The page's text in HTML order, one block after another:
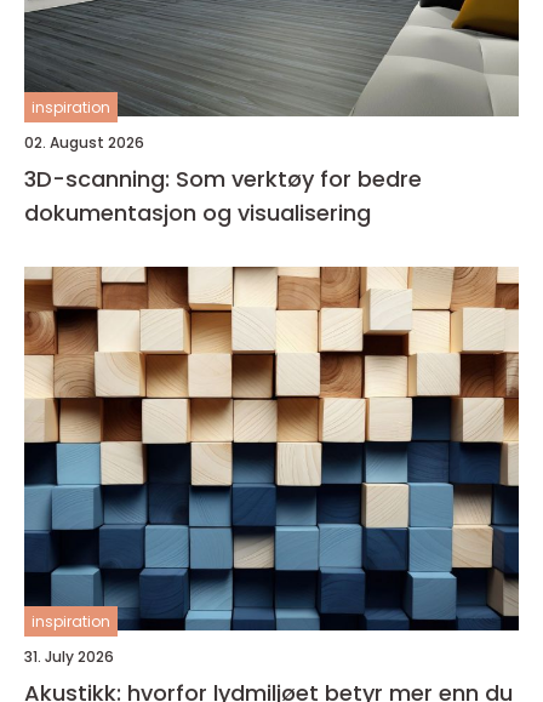
inspiration
02. August 2026
3D-scanning: Som verktøy for bedre
dokumentasjon og visualisering
inspiration
31. July 2026
Akustikk: hvorfor lydmiljøet betyr mer enn du